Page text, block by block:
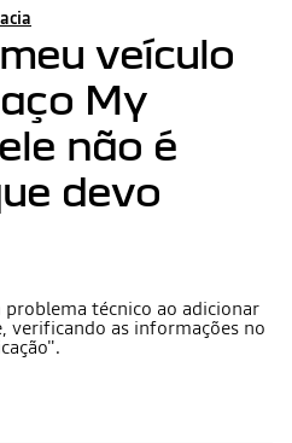
veículo
My
não é
devo
técnico ao adicionar
verificando as informações no